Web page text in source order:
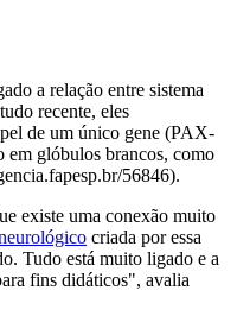
a relação entre sistema
recente, eles
de um único gene (PAX-
em glóbulos brancos, como
56846).
existe uma conexão muito
criada por essa
Tudo está muito ligado e a
fins didáticos", avalia